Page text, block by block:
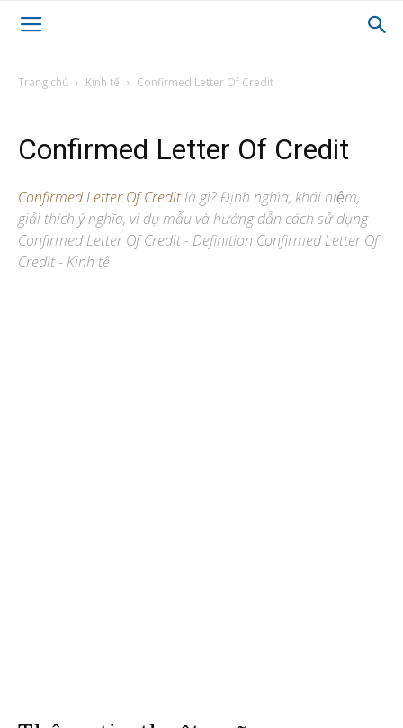
Trang chủ Kinh tế Confirmed Letter Of Credit
Confirmed Letter Of Credit
Confirmed Letter Of Creditlà gì? Định nghĩa, khái niệm,
giải thích ý nghĩa, ví dụ mẫu và hướng dẫn cách sử dụng
Confirmed Letter Of Credit - Definition Confirmed Letter Of
Credit - Kinh tế